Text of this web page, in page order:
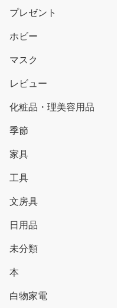
プレゼント
ホビー
マスク
レビュー
化粧品・理美容用品
季節
家具
工具
文房具
日用品
未分類
本
白物家電